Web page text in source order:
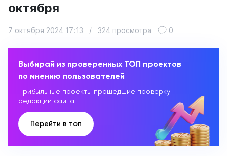
октября
7 октября 2024 17:13 / 324 просмотра 0
Выбирай из проверенных ТОП проектов
по мнению пользователей
Прибыльные проекты прошедшие проверку
редакции сайта
Перейти в топ